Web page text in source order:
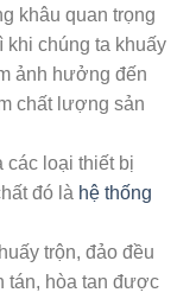
khâu quan trọng
khi chúng ta khuấy
ảnh hưởng đến
chất lượng sản
các loại thiết bị
đó là hệ thống
trộn, đảo đều
tán, hòa tan được